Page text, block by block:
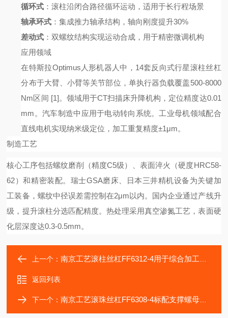
循环式 ：滚柱沿闭合路径循环运动，适用于长行程场景
轴承环式 ：集成推力轴承结构，轴向刚度提升30%
差动式 ：双螺纹结构实现运动合成，用于精密微调机构
应用领域
在特斯拉Optimus人形机器人中，14套反向式行星滚柱丝杠
分布于大臂、小臂等关节部位，单执行器负载覆盖500-8000
Nm区间 [1]。领域用于CT扫描床升降机构，定位精度达0.01
mm。汽车制造中应用于电动转向系统。工业母机领域配合
直线电机实现纳米级定位，加工重复精度±1μm。
制造工艺
核心工序包括螺纹磨削（精度C5级）、表面淬火（硬度HRC58-
62）和精密装配。瑞士GSA磨床、日本三井精机设备为关键加
工装备，螺纹中径误差需控制在2μm以内。国内企业通过产线升
级，提升滚柱分选匹配精度。热处理采用真空渗氮工艺，表面硬
化层深度达0.3-0.5mm。
上一个：南京工艺滚柱丝杠FF6312-4用于综合加工中心机轴承
返回列表
下一个：南京工艺滚珠丝杠FF6308-4标配支撑螺母座，锁紧螺母